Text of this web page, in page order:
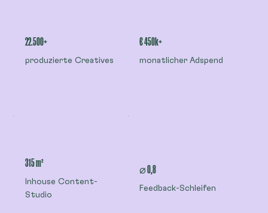
22.500+
produzierte Creatives
€ 450k+
monatlicher Adspend
315 m²
Inhouse Content-
Studio
⌀ 0,8
Feedback-Schleifen